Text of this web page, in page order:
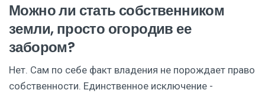
Можно ли стать собственником
земли, просто огородив ее
забором?
Нет. Сам по себе факт владения не порождает право
собственности. Единственное исключение -